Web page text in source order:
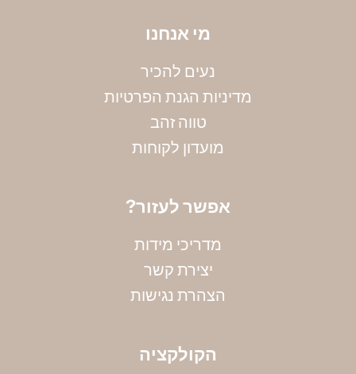
מי אנחנו
נעים להכיר
מדיניות הגנת הפרטיות
טווה זהב
מועדון לקוחות
?אפשר לעזור
מדריכי מידות
יצירת קשר
הצהרת נגישות
הקולקציה